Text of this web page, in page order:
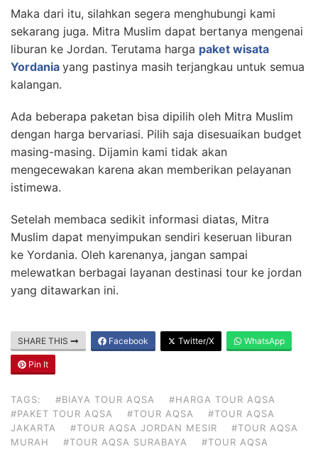
Maka dari itu, silahkan segera menghubungi kami
sekarang juga. Mitra Muslim dapat bertanya mengenai
liburan ke Jordan. Terutama harga paket wisata
Yordania yang pastinya masih terjangkau untuk semua
kalangan.
Ada beberapa paketan bisa dipilih oleh Mitra Muslim
dengan harga bervariasi. Pilih saja disesuaikan budget
masing-masing. Dijamin kami tidak akan
mengecewakan karena akan memberikan pelayanan
istimewa.
Setelah membaca sedikit informasi diatas, Mitra
Muslim dapat menyimpukan sendiri keseruan liburan
ke Yordania. Oleh karenanya, jangan sampai
melewatkan berbagai layanan destinasi tour ke jordan
yang ditawarkan ini.
SHARE THIS Facebook Twitter/X WhatsApp
Pin It
TAGS: #BIAYA TOUR AQSA
#HARGA TOUR AQSA
#PAKET TOUR AQSA
#TOUR AQSA
#TOUR AQSA
JAKARTA
#TOUR AQSA JORDAN MESIR
#TOUR AQSA
MURAH
#TOUR AQSA SURABAYA
#TOUR AQSA